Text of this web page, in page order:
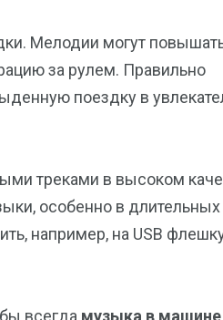
Мелодии могут
за рулем. Правильно
поездку в
треками в высоком
особенно в длительных
например, на USB
всегда музыка в машине